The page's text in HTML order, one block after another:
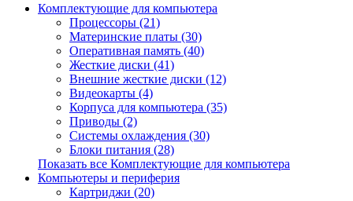
Комплектующие для компьютера
Процессоры (21)
Материнские платы (30)
Оперативная память (40)
Жесткие диски (41)
Внешние жесткие диски (12)
Видеокарты (4)
Корпуса для компьютера (35)
Приводы (2)
Системы охлаждения (30)
Блоки питания (28)
Показать все Комплектующие для компьютера
Компьютеры и периферия
Картриджи (20)